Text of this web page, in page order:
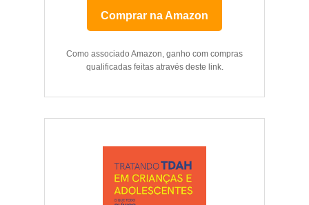
Comprar na Amazon
Como associado Amazon, ganho com compras
qualificadas feitas através deste link.